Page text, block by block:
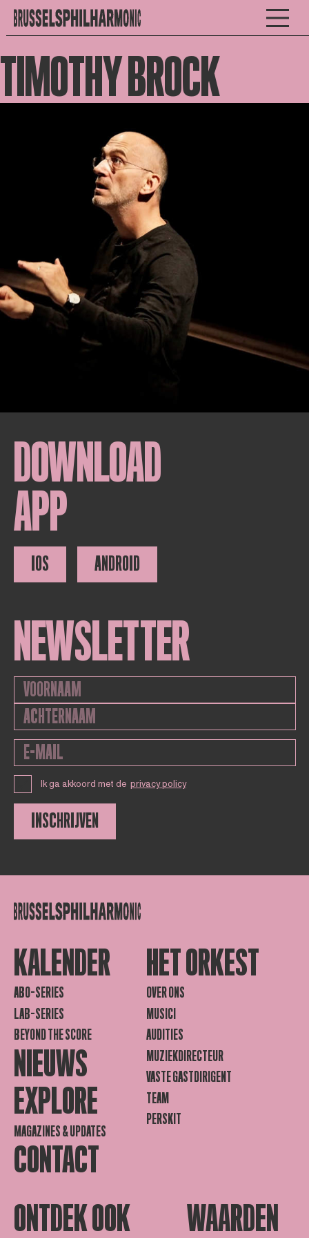
TIMOTHY BROCK
DOWNLOAD
APP
IOS ANDROID
NEWSLETTER
Ik ga akkoord met de privacy policy
INSCHRIJVEN
KALENDER
ABO-SERIES
LAB-SERIES
BEYOND THE SCORE
NIEUWS
EXPLORE
MAGAZINES & UPDATES
CONTACT
HET ORKEST
OVER ONS
MUSICI
AUDITIES
MUZIEKDIRECTEUR
VASTE GASTDIRIGENT
TEAM
PERSKIT
ONTDEK OOK WAARDEN